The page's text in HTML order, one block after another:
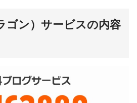
ゴン）サービスの内容